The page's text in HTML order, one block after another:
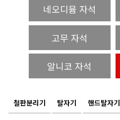
네오디뮴 자석
고무 자석
알니코 자석
철판분리기 탈자기 핸드탈자기